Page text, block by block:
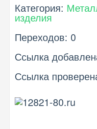
Категория:
изделия
Переходов: 0
Ссылка
Ссылка